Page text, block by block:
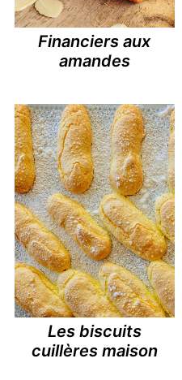
Financiers aux
amandes
Les biscuits
cuillères maison